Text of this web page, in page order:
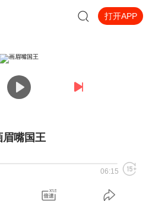
打开APP
眉嘴国王
06:15